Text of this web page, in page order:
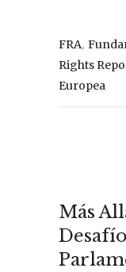
FRA,
Rights
Europea
Más